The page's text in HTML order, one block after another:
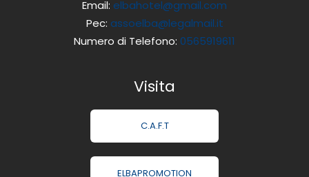
Email: elbahotel@gmail.com
Pec: assoelba@legalmail.it
Numero di Telefono: 0565919611
Visita
C.A.F.T
ELBAPROMOTION